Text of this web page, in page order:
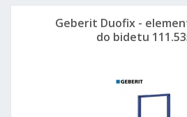
Geberit Duofix -
do bidetu